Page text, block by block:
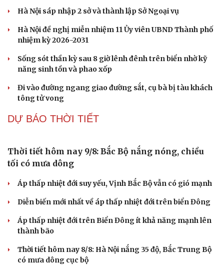
Cải chính
Cao Bằng lại xảy ra động đất 3.2, chuyên gia lý
giải nguyên nhân
Hà Nội sáp nhập 2 sở và thành lập Sở Ngoại vụ
nhiệm kỳ 2026-2031
Sống sót thần kỳ sau 8 giờ lênh đênh trên biển nhờ kỹ
tông tử vong
DỰ BÁO THỜI TIẾT